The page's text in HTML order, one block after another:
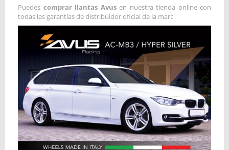
Puedes comprar llantas Avusen nuestra tienda online con
todas las garantías de distribuidor oficial de la marc